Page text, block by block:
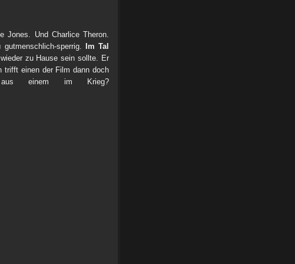
Jones. Und Charlice Theron.
sperrig.
Im Tal
zu Hause sein sollte. Er
trifft einen der Film dann doch
aus einem im Krieg?